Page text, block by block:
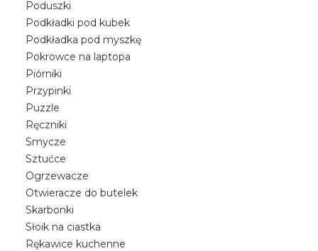
Poduszki
Podkładki pod kubek
Podkładka pod myszkę
Pokrowce na laptopa
Piórniki
Przypinki
Puzzle
Ręczniki
Smycze
Sztućce
Ogrzewacze
Otwieracze do butelek
Skarbonki
Słoik na ciastka
Rękawice kuchenne